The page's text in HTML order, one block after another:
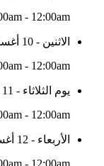
- 12:00am
الاثنين - 10 أغسطس
- 12:00am
يوم الثلاثاء - 11 أغسطس
- 12:00am
الأربعاء - 12 أغسطس
- 12:00am